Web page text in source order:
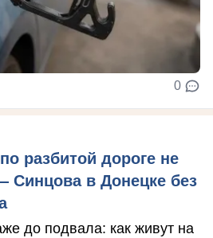
0
разбитой дороге не
Синцова в Донецке без
до подвала: как живут на